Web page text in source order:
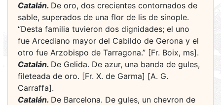
Catalán. De oro, dos crecientes contornados de
sable, superados de una flor de lis de sinople.
“Desta familia tuvieron dos dignidades; el uno
fue Arcediano mayor del Cabildo de Gerona y el
otro fue Arzobispo de Tarragona.” [Fr. Boix, ms].
Catalán. De Gelida. De azur, una banda de gules,
fileteada de oro. [Fr. X. de Garma] [A. G.
Carraffa].
Catalán. De Barcelona. De gules, un chevron de